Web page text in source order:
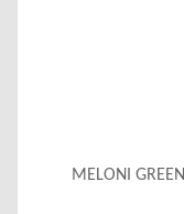
MELONI GREEN